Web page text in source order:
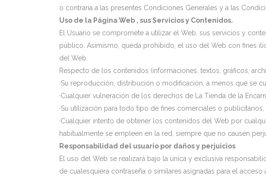
o contraria a las presentes Condiciones Generales y a las
Uso de la Página Web , sus Servicios y Contenidos.
El Usuario se compromete a utilizar el Web, sus servicios y
público. Asimismo, queda prohibido, el uso del Web con fines
del Web.
Respecto de los contenidos (informaciones, textos, gráficos,
·Su reproducción, distribución o modificación, a menos que se
·Cualquier vulneración de los derechos de La Tienda de la
·Su utilización para todo tipo de fines comerciales o
·Cualquier intento de obtener los contenidos del Web por
habitualmente se empleen en la red, siempre que no causen
Responsabilidad del usuario por daños y perjuicios
El uso del Web se realizará bajo la única y exclusiva
de cualesquiera contraseña o similares asignadas para el